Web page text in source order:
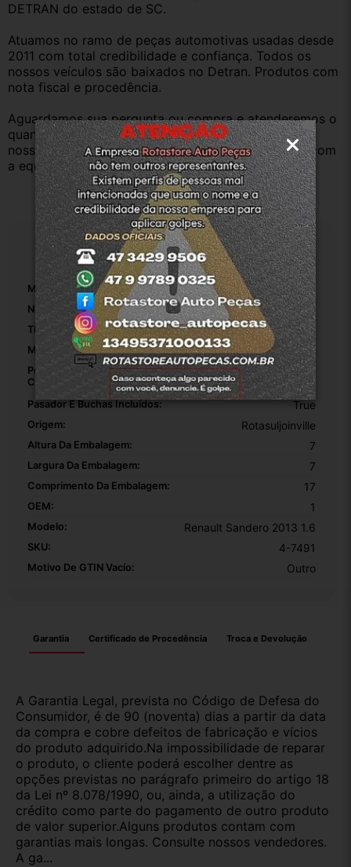
DETRAN do estado de SC.
Atuamos no ramo de peças automotivas usadas desde
2011 com total credibilidade e confiança. Todos os
nossos veículos são baixados no Detran. Produtos com
nota fiscal e procedência.
Aguardamos sua pergunta ou compra e atenderemos o
quanto antes. Aceitamos retirada dos produtos em
nossa loja física também, basta entrar em contato com
a equipe Rotasul e tiramos suas dúvidas.
Especificações
Marca: Renault
Número De Peça: 01809R
Tipo De Veículo: Carro/Caminhonete
Material Da Dobradiça De Porta Para Carro: Aço
Posição Da Dobradiça De Porta Para
Carro:
Dianteira
Esquerda
Pasador E Buchas Incluídos: True
Origem: Rotasuljoinville
Altura Da Embalagem: 7
Largura Da Embalagem: 7
Comprimento Da Embalagem: 17
OEM: 1
Modelo: Renault Sandero 2013 1.6
SKU: 4-7491
Motivo De GTIN Vacío: Outro
Garantia Certificado de Procedência Troca e Devolução
A Garantia Legal, prevista no Código de Defesa do
Consumidor, é de 90 (noventa) dias a partir da data
da compra e cobre defeitos de fabricação e vícios
do produto adquirido.Na impossibilidade de reparar
o produto, o cliente poderá escolher dentre as
opções previstas no parágrafo primeiro do artigo 18
da Lei nº 8.078/1990, ou, ainda, a utilização do
crédito como parte do pagamento de outro produto
de valor superior.Alguns produtos contam com
garantias mais longas. Consulte nossos vendedores.
A ga...